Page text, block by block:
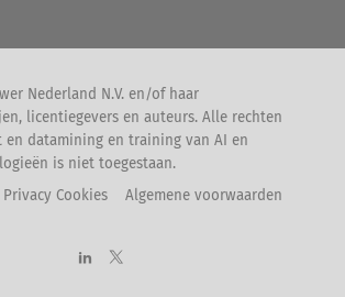
Nederland N.V. en/of haar
licentiegevers en auteurs. Alle rechten
en datamining en training van AI en
is niet toegestaan.
Privacy Cookies Algemene voorwaarden